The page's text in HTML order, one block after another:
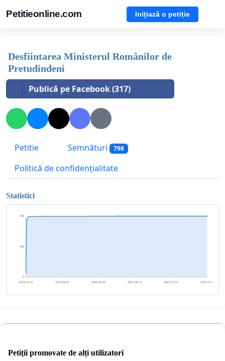
Petitieonline.com Inițiază o petiție
Desfiintarea Ministerul Românilor de
Pretudindeni
Publică pe Facebook (317)
Petitie Semnături 798
Politică de confidențialitate
Statistici
0
399
798
2018-01-27 2019-04-02 2020-06-05 2021-08-10 2022-10-14 2023-12-18
Petiții promovate de alți utilizatori